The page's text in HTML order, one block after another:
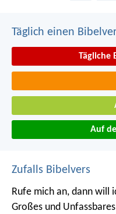
Täglich einen
Tägliche
Auf
Zufalls Bibelvers
Rufe mich an, dann will
Großes und